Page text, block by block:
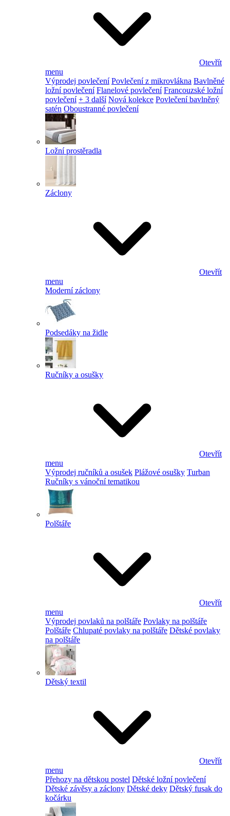
Otevřít
menu
Výprodej povlečení Povlečení z mikrovlákna Bavlněné
ložní povlečení Flanelové povlečení Francouzské ložní
povlečení + 3 další Nová kolekce Povlečení bavlněný
satén Oboustranné povlečení
Ložní prostěradla
Záclony
Otevřít
menu
Moderní záclony
Podsedáky na židle
Ručníky a osušky
Otevřít
menu
Výprodej ručníků a osušek Plážové osušky Turban
Ručníky s vánoční tematikou
Polštáře
Otevřít
menu
Výprodej povlaků na polštáře Povlaky na polštáře
Polštáře Chlupaté povlaky na polštáře Dětské povlaky
na polštáře
Dětský textil
Otevřít
menu
Přehozy na dětskou postel Dětské ložní povlečení
Dětské závěsy a záclony Dětské deky Dětský fusak do
kočárku